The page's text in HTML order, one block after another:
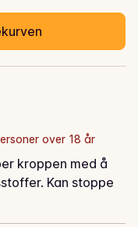
over 18 år
kroppen med å
Kan stoppe